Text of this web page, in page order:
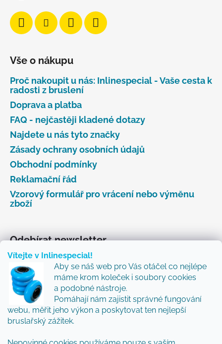
Vítejte v Inlinespecial!
Aby se náš web pro Vás otáčel co nejlépe
máme krom koleček i soubory cookies
a podobné nástroje.
Pomáhají nám zajistit správné fungování
webu, měřit jeho výkon a poskytovat ten nejlepší
bruslařský zážitek.
Vše o nákupu
Proč nakoupit u nás: Inlinespecial - Vaše cesta k
radosti z bruslení
Doprava a platba
FAQ - nejčastěji kladené dotazy
Najdete u nás tyto značky
Zásady ochrany osobních údajů
Obchodní podmínky
Reklamační řád
Vzorový formulář pro vrácení nebo výměnu
zboží
Odebírat newsletter
Vložte svůj e-mail a my vám budeme zasílat informace
o nových produktech na našem e-shopu.
Přidejte se k nám a my Vám budeme zasílat ty nejlepší
novinky a tipy.
E-mail